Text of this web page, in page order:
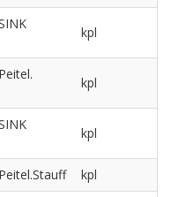
kpl
kpl
kpl
kpl